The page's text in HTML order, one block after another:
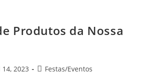
Produtos da Nossa
2023 Festas/Eventos